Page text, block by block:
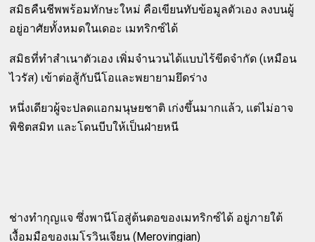
สมิธคืนชีพพร้อมทักษะใหม่ คือเขียนทับข้อมูลตัวเอง ลงบนผู้
อยู่อาศัยทั้งหมดในเดอะ เมทริกซ์ได้
สมิธที่ทำสำเนาตัวเอง เพิ่มจำนวนได้แบบไร้ขีดจำกัด (เหมือน
ไวรัส) เข้าต่อสู้กับนีโอและพยายามยึดร่าง
หนึ่งเดียวผู้จะปลดแอกมนุษยชาติ เก่งขึ้นมากแล้ว, แต่ไม่อาจ
พิชิตสมิท และโดนบีบให้เป็นฝ่ายหนี
ช่างทำกุญแจ ซึ่งพานีโอสู่ต้นตอของเมทริกซ์ได้ อยู่ภายใต้
เงื้อมมือของเมโรวินเจียน (Merovingian)